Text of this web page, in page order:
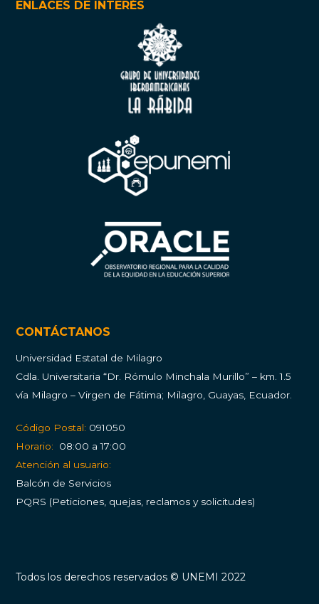
ENLACES DE INTERÉS
CONTÁCTANOS
Universidad Estatal de Milagro
Cdla. Universitaria “Dr. Rómulo Minchala Murillo” – km. 1.5
vía Milagro – Virgen de Fátima; Milagro, Guayas, Ecuador.
Código Postal: 091050
Horario:
08:00 a 17:00
Atención al usuario:
Balcón de Servicios
PQRS (Peticiones, quejas, reclamos y solicitudes)
Todos los derechos reservados © UNEMI 2022